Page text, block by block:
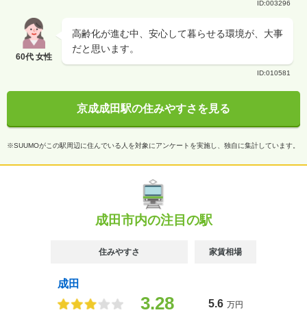
ID:003296
60代 女性
高齢化が進む中、安心して暮らせる環境が、大事
だと思います。
ID:010581
京成成田駅の住みやすさを見る
※SUUMOがこの駅周辺に住んでいる人を対象にアンケートを実施し、独自に集計しています。
成田市内の注目の駅
住みやすさ 家賃相場
成田
3.28 5.6 万円